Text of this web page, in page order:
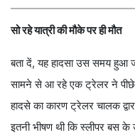
सो रहे यात्री की मौके पर ही मौत
बता दें, यह हादसा उस समय हुआ
सामने से आ रहे एक ट्रेलर ने पीछे
हादसे का कारण ट्रेलर चालक
इतनी भीषण थी कि स्लीपर बस के